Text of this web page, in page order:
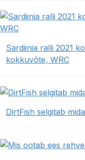
Sardiinia ralli 2021
kokkuvõte, WRC
DirtFish selgitab